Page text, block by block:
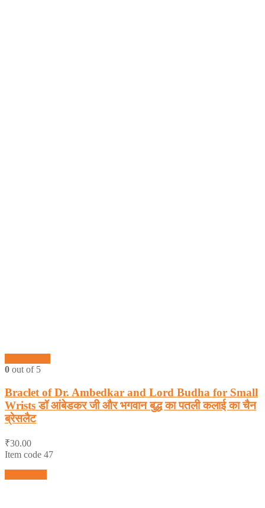
0 out of 5
Braclet of Dr. Ambedkar and Lord Budha for Small
Wrists डॉ आंबेडकर जी और भगवान बुद्ध का पतली कलाई का चैन
ब्रेसलैट
₹30.00
Item code 47